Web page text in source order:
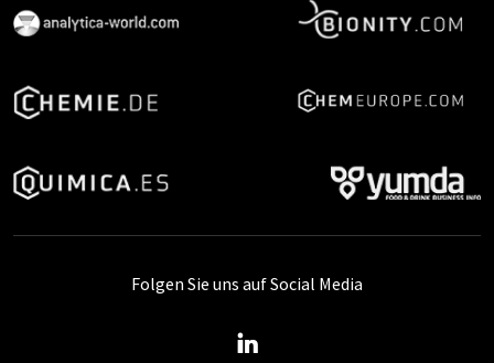
Folgen Sie uns auf Social Media